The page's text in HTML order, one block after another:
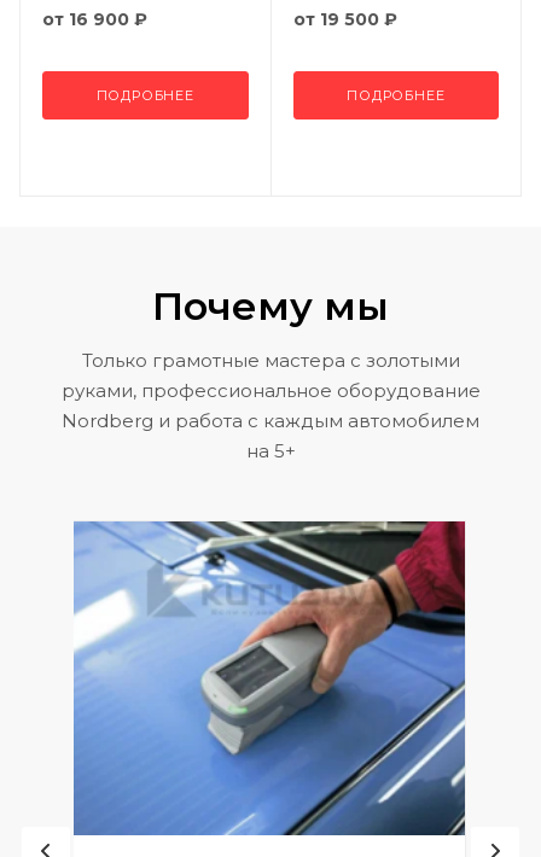
от 16 900 ₽
ПОДРОБНЕЕ
от 19 500 ₽
ПОДРОБНЕЕ
Почему мы
Только грамотные мастера с золотыми
руками, профессиональное оборудование
Nordberg и работа с каждым автомобилем
на 5+